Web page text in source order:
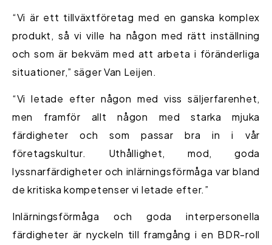
“Vi är ett tillväxtföretag med en ganska komplex
produkt, så vi ville ha någon med rätt inställning
och som är bekväm med att arbeta i föränderliga
situationer,” säger Van Leijen.
“Vi letade efter någon med viss säljerfarenhet,
men framför allt någon med starka mjuka
färdigheter och som passar bra in i vår
företagskultur. Uthållighet, mod, goda
lyssnarfärdigheter och inlärningsförmåga var bland
de kritiska kompetenser vi letade efter.”
Inlärningsförmåga och goda interpersonella
färdigheter är nyckeln till framgång i en BDR-roll